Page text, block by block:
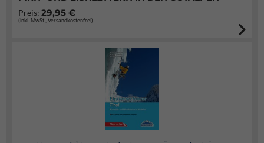
Preis: 29,95 €
(inkl. MwSt., Versandkostenfrei)